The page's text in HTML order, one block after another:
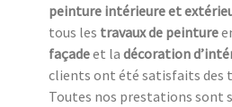
peinture intérieure et
tous les travaux de peinture
façadeet la décoration
clients ont été satisfaits des
Toutes nos prestations sont